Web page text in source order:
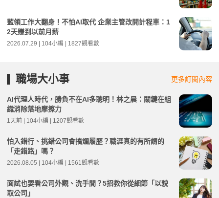
藍領工作大翻身！不怕AI取代 企業主管改開計程車：1
2天賺到以前月薪
2026.07.29 | 104小編 | 1827觀看數
職場大小事 更多訂閱內容
AI代理人時代，勝負不在AI多聰明！林之晨：關鍵在組
織消除落地摩擦力
1天前 | 104小編 | 1207觀看數
怕入錯行、挑錯公司會搞爛履歷？職涯真的有所謂的
「走錯路」嗎？
2026.08.05 | 104小編 | 1561觀看數
面試也要看公司外觀、洗手間？5招教你從細節「以貌
取公司」